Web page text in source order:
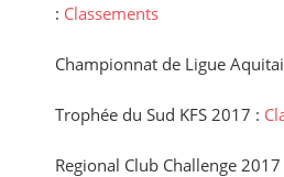
: Classements
Championnat de Ligue
Trophée du Sud KFS 2017 :
Regional Club Challenge 2017